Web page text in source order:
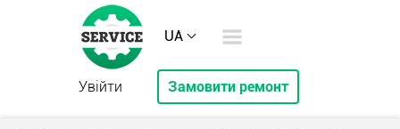
UA
Увійти Замовити ремонт